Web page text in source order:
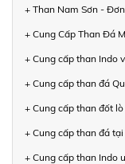
+ Than Nam Sơn -
+ Cung Cấp Than Đá
+ Cung cấp than Indo
+ Cung cấp than đá
+ Cung cấp than đốt
+ Cung cấp than đá
+ Cung cấp than Indo